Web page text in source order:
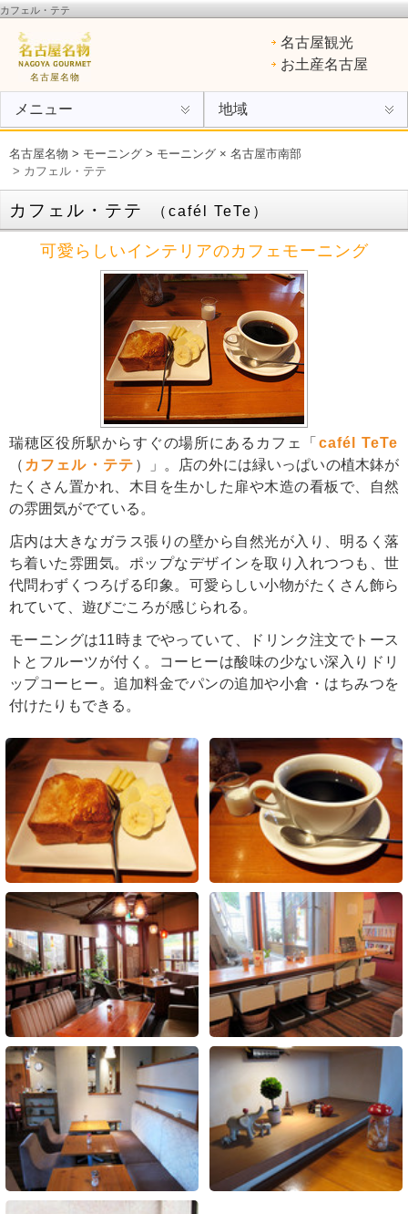
カフェル・テテ
けスパ、小倉トースト、ういろう
名古屋名物
名古屋観光
お土産名古屋
メニュー 地域
名古屋名物 > モーニング > モーニング × 名古屋市南部
> カフェル・テテ
カフェル・テテ （cafél TeTe）
可愛らしいインテリアのカフェモーニング
瑞穂区役所駅からすぐの場所にあるカフェ「 cafél TeTe
（ カフェル・テテ ）」。店の外には緑いっぱいの植木鉢が
たくさん置かれ、木目を生かした扉や木造の看板で、自然
の雰囲気がでている。
店内は大きなガラス張りの壁から自然光が入り、明るく落
ち着いた雰囲気。ポップなデザインを取り入れつつも、世
代問わずくつろげる印象。可愛らしい小物がたくさん飾ら
れていて、遊びごころが感じられる。
モーニングは11時までやっていて、ドリンク注文でトース
トとフルーツが付く。コーヒーは酸味の少ない深入りドリ
ップコーヒー。追加料金でパンの追加や小倉・はちみつを
付けたりもできる。